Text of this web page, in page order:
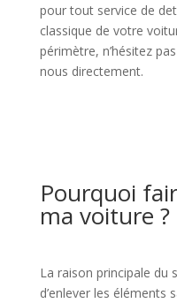
pour tout service de
classique de votre
périmètre, n’hésitez
nous directement.
Pourquoi
ma voiture ?
La raison principale du
d’enlever les éléments